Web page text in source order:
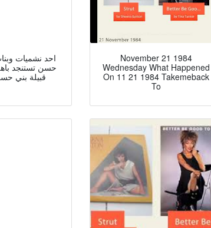
احد نشميات
حسن تستنجد
قبيلة بني
November 21 1984
Wednesday What Happened
On 11 21 1984 Takemeback
To